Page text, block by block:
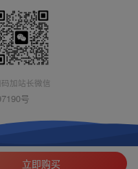
码加站长微信
号
立即购买